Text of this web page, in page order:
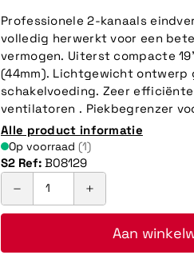
Professionele 2-kanaals
volledig herwerkt voor een
vermogen. Uiterst compacte
(44mm). Lichtgewicht
schakelvoeding. Zeer
ventilatoren . Piekbegrenzer
Alle product informatie
Op voorraad (1)
S2 Ref: B08129
Aan